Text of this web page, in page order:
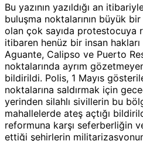
Bu yazının yazıldığı an
buluşma noktalarının büyük
olan çok sayıda protestocuya
itibaren henüz bir insan
Aguante, Calipso ve Puerto
noktalarında ayrım
bildirildi. Polis, 1 Mayıs
noktalarına saldırmak için
yerinden silahlı sivillerin bu
mahallelerde ateş açtığı
reformuna karşı seferberliğin
ettiği şehirlerin